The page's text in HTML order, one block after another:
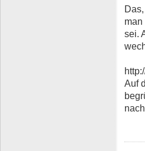
sei.
Auf